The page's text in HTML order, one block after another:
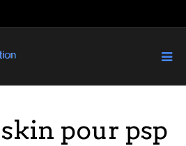
pour psp